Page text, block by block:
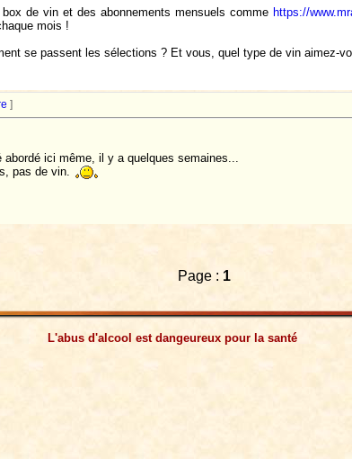
de vin et des abonnements mensuels comme https://
mois !
se passent les sélections ? Et vous, quel type de vin aimez-
]
ici même, il y a quelques semaines...
pas de vin.
Page : 1
L'abus d'alcool est dangeureux pour la santé